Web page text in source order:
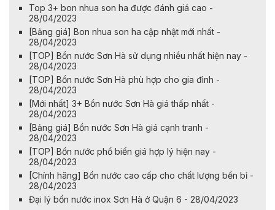
Top 3+ bon nhua son ha được đánh giá cao -
28/04/2023
[Bảng giá] Bon nhua son ha cập nhật mới nhất -
28/04/2023
[TOP] Bồn nước Sơn Hà sử dụng nhiều nhất hiện nay -
28/04/2023
[TOP] Bồn nước Sơn Hà phù hợp cho gia đình -
28/04/2023
[Mới nhất] 3+ Bồn nước Sơn Hà giá thấp nhất -
28/04/2023
[Bảng giá] Bồn nước Sơn Hà giá cạnh tranh -
28/04/2023
[TOP] Bồn nước phổ biến giá hợp lý hiện nay -
28/04/2023
[Chính hãng] Bồn nước cao cấp cho chất lượng bền bỉ -
28/04/2023
Đại lý bồn nước inox Sơn Hà ở Quận 6 - 28/04/2023